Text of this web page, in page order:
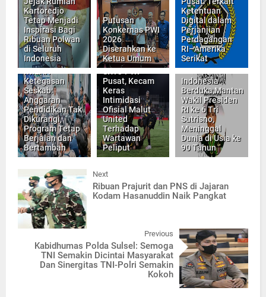
Kartoredjo
Tetap Menjadi
Inspirasi Bagi
Ribuan Polwan
di Seluruh
Indonesia
Putusan
Konkernas PWI
2026
Diserahkan ke
Ketua Umum
Ketentuan
Digital dalam
Perjanjian
Perdagangan
RI–Amerika
Serikat
Ketegasan
Seskab:
Anggaran
Pendidikan Tak
Dikurangi,
Program Tetap
Berjalan dan
Bertambah
Pusat, Kecam
Keras
Intimidasi
Ofisial Malut
United
Terhadap
Wartawan
Peliput
Indonesia
Berduka,Mantan
Wakil Presiden
RI ke 6 Tri
Sutrisno,
Meninggal
Dunia di Usia ke
90 Tahun
Next
Ribuan Prajurit dan PNS di Jajaran
Kodam Hasanuddin Naik Pangkat
Previous
Kabidhumas Polda Sulsel: Semoga
TNI Semakin Dicintai Masyarakat
Dan Sinergitas TNI-Polri Semakin
Kokoh